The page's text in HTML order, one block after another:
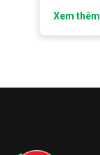
Xem thêm